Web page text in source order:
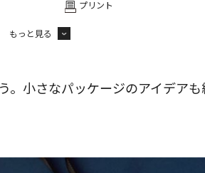
プリント
もっと見る
。小さなパッケージのアイデアも